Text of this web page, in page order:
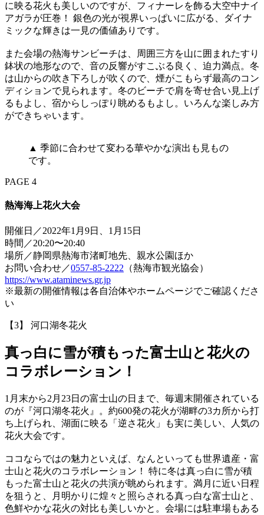
に映る花火も美しいのですが、フィナーレを飾る大空中ナイ
アガラが圧巻！ 銀色の光が視界いっぱいに広がる、ダイナ
ミックな輝きは一見の価値ありです。
また会場の熱海サンビーチは、周囲三方を山に囲まれたすり
鉢状の地形なので、音の反響がすこぶる良く、迫力満点。冬
は山からの吹き下ろしが吹くので、煙がこもらず最高のコン
ディションで見られます。冬のビーチで肩を寄せ合い見上げ
るもよし、宿からしっぽり眺めるもよし。いろんな楽しみ方
ができちゃいます。
▲ 季節に合わせて変わる華やかな演出も見もの
です。
PAGE 4
熱海海上花火大会
開催日／2022年1月9日、1月15日
時間／20:20〜20:40
場所／静岡県熱海市渚町地先、親水公園ほか
お問い合わせ／0557-85-2222 （熱海市観光協会）
https://www.ataminews.gr.jp
※最新の開催情報は各自治体やホームページでご確認くださ
い
【3】 河口湖冬花火
真っ白に雪が積もった富士山と花火の
コラボレーション！
1月末から2月23日の富士山の日まで、毎週末開催されている
のが『河口湖冬花火』。約600発の花火が湖畔の3カ所から打
ち上げられ、湖面に映る「逆さ花火」も実に美しい、人気の
花火大会です。
ココならではの魅力といえば、なんといっても世界遺産・富
士山と花火のコラボレーション！ 特に冬は真っ白に雪が積
もった富士山と花火の共演が眺められます。満月に近い日程
を狙うと、月明かりに煌々と照らされる真っ白な富士山と、
色鮮やかな花火の対比も美しいかと。会場には駐車場もある